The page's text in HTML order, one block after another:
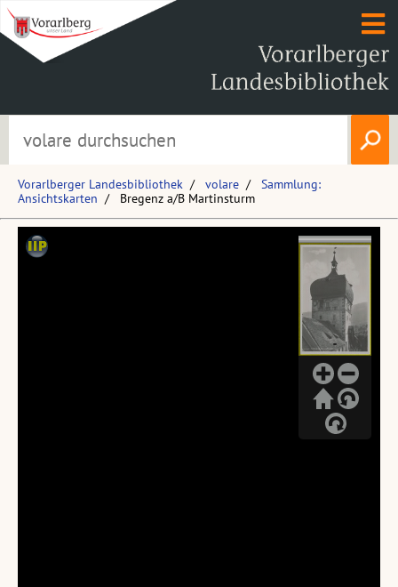
Vorarlberger Landesbibliothek volare
Sammlung:
Ansichtskarten
Bregenz a/B Martinsturm